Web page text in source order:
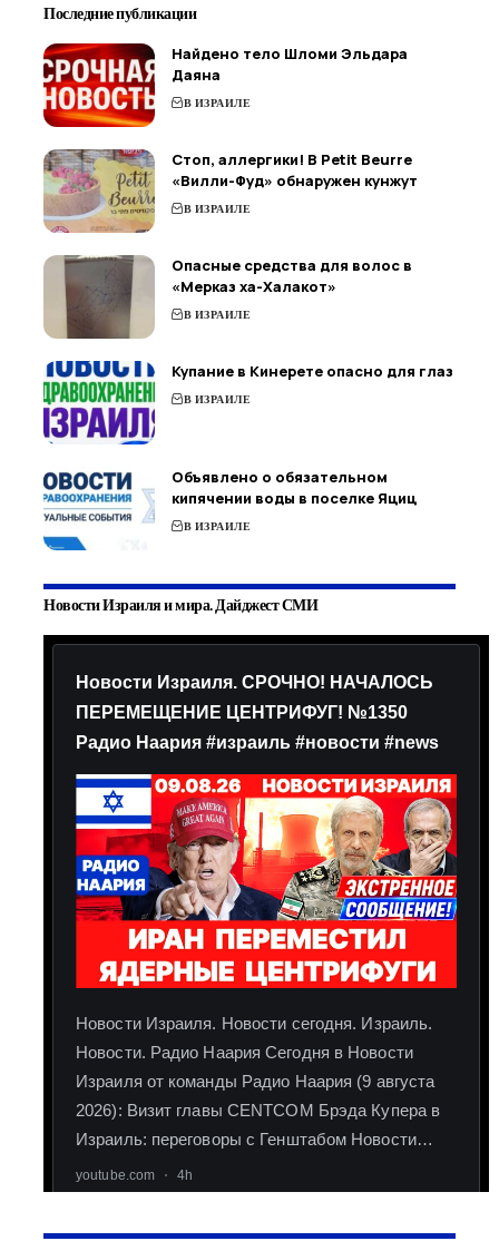
Последние публикации
Найдено тело Шломи Эльдара
Даяна
В ИЗРАИЛЕ
Стоп, аллергики! В Petit Beurre
«Вилли-Фуд» обнаружен кунжут
В ИЗРАИЛЕ
Опасные средства для волос в
«Мерказ ха-Халакот»
В ИЗРАИЛЕ
Купание в Кинерете опасно для глаз
В ИЗРАИЛЕ
Объявлено о обязательном
кипячении воды в поселке Яциц
В ИЗРАИЛЕ
Новости Израиля и мира. Дайджест СМИ